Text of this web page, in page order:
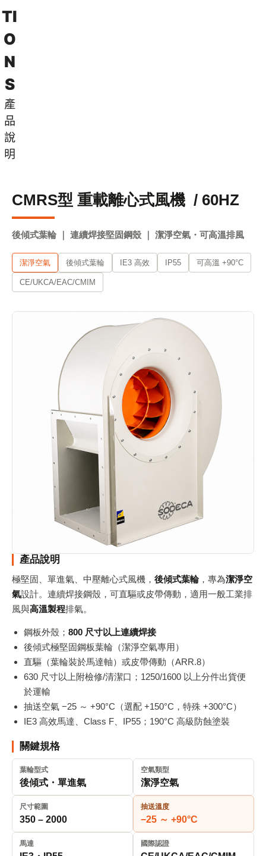
TI
O
N
S
產
品
說
明
CMRS型 重載離心式風機 / 60HZ
後傾式葉輪 ｜ 連續焊接堅固鋼殼 ｜ 潔淨空氣・可高溫排風
潔淨空氣 後傾式葉輪 IE3 高效 IP55 可高溫 +90°C
CE/UKCA/EAC/CMIM
產品說明
極堅固、單進氣、中壓離心式風機， 後傾式葉輪，專為潔淨空
氣設計。連續焊接鋼殼，可直驅或皮帶傳動，適用一般工業排
風與高溫製程排氣。
鋼板外殼； 800 尺寸以上連續焊接
後傾式極堅固鋼板葉輪（潔淨空氣專用）
直驅（葉輪裝於馬達軸）或皮帶傳動（ARR.8）
630 尺寸以上附檢修/清潔口；1250/1600 以上分件出貨便
於運輸
抽送空氣 −25 ～ +90°C（選配 +150°C，特殊 +300°C）
IE3 高效馬達、Class F、IP55；190°C 高級防蝕塗裝
關鍵規格
葉輪型式
後傾式・單進氣
空氣類型
潔淨空氣
尺寸範圍
350 – 2000
抽送溫度
−25 ～ +90°C
馬達 國際認證